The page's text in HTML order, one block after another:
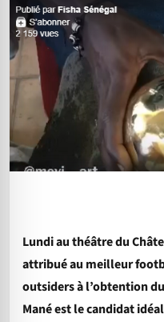
Lundi au théâtre du
attribué au meilleur
outsiders à l’obtention
Mané est le candidat